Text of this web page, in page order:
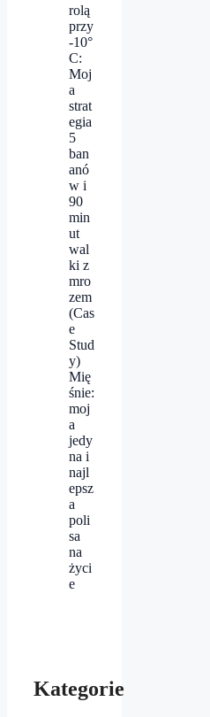
rolą
przy
-10°
C:
Moj
a
strat
egia
5
ban
anó
w i
90
min
ut
wal
ki z
mro
zem
(Cas
e
Stud
y)
Mię
śnie:
moj
a
jedy
na i
najl
epsz
a
poli
sa
na
życi
e
Kategorie